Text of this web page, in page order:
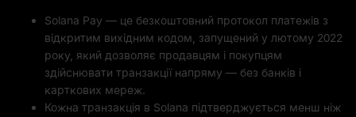
Solana Pay — це безкоштовний протокол платежів з
відкритим вихідним кодом, запущений у лютому 2022
року, який дозволяє продавцям і покупцям
здійснювати транзакції напряму — без банків і
карткових мереж.
Кожна транзакція в Solana підтверджується менш ніж